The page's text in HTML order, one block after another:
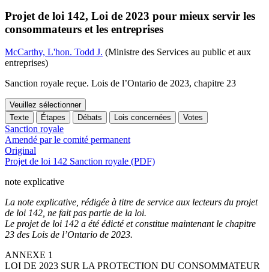
Projet de loi 142, Loi de 2023 pour mieux servir les
consommateurs et les entreprises
McCarthy, L'hon. Todd J. (Ministre des Services au public et aux
entreprises)
Sanction royale reçue. Lois de l’Ontario de 2023, chapitre 23
Veuillez sélectionner
Texte
Étapes Débats Lois concernées Votes
Sanction royale
Amendé par le comité permanent
Original
Projet de loi 142 Sanction royale (PDF)
note explicative
La note explicative, rédigée à titre de service aux lecteurs du projet
de loi 142, ne fait pas partie de la loi.
Le projet de loi 142 a été édicté et constitue maintenant le chapitre
23 des Lois de l’Ontario de 2023.
ANNEXE 1
LOI DE 2023 SUR LA PROTECTION DU CONSOMMATEUR